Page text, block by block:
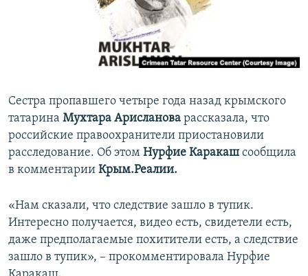
ПОБЕДИТЕЛЕЙ НЕ СУДЯТ?
КРЫМ.НЕПОКОРЕННЫЙ
ПРИСОЕДИНЯЙТЕСЬ!
Все сайты RFE/RL
Сестра пропавшего четыре года назад крымского
татарина Мухтара Арисланова рассказала, что
российские правоохранители приостановили
расследование. Об этом Нурфие Каракаш сообщила
в комментарии Крым.Реалии.
«Нам сказали, что следствие зашло в тупик.
Интересно получается, видео есть, свидетели есть,
даже предполагаемые похитители есть, а следствие
зашло в тупик», – прокомментировала Нурфие